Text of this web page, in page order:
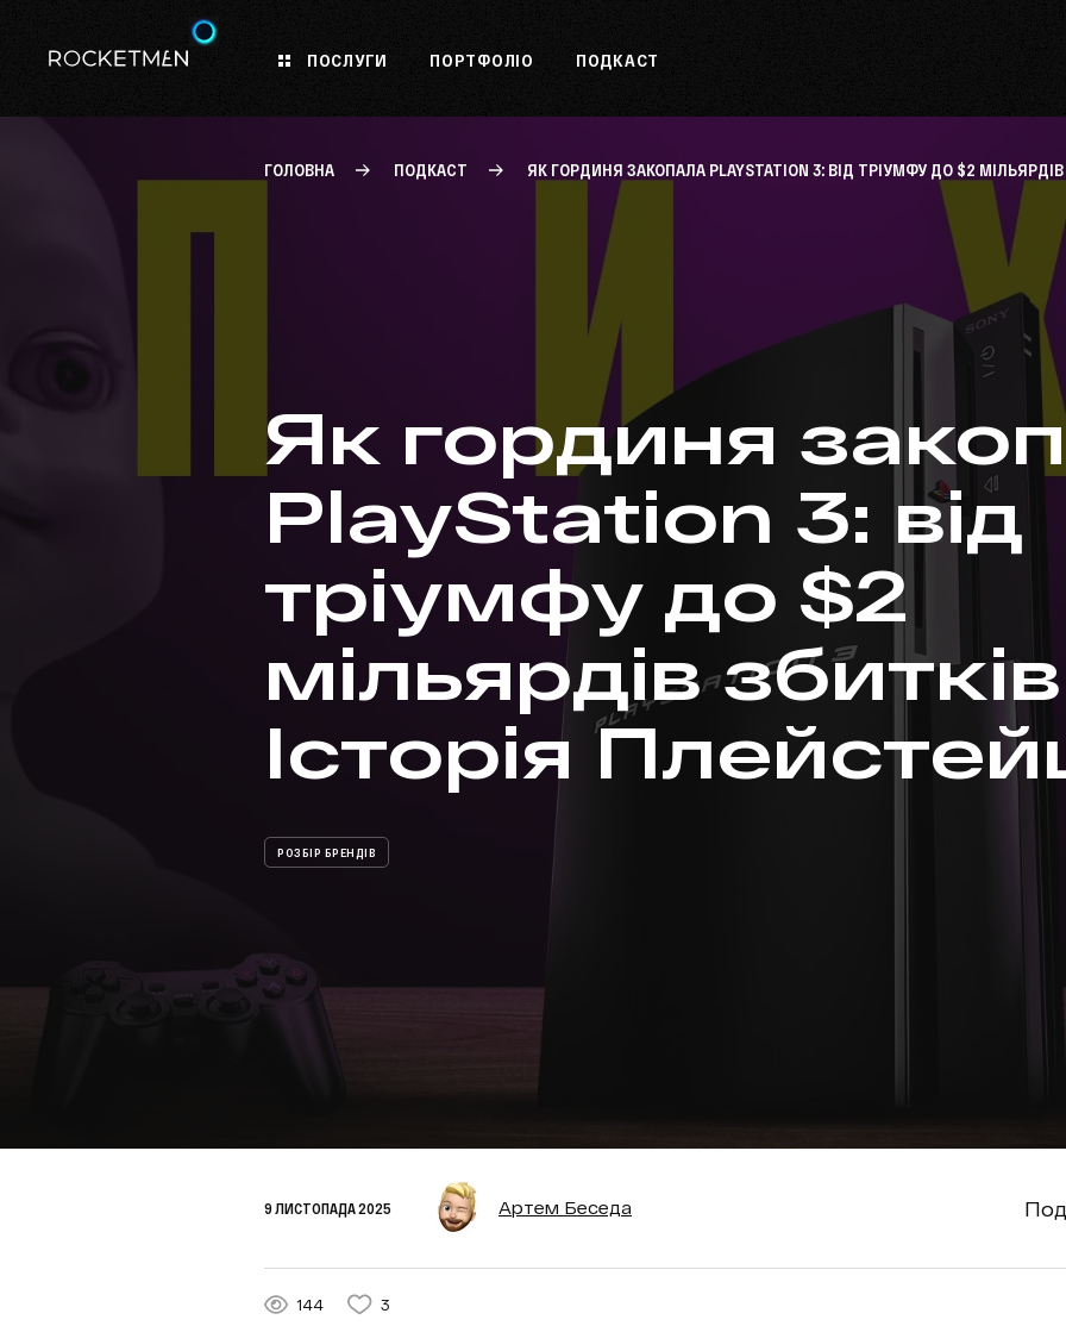
ПОСЛУГИ ПОРТФОЛІО ПОДКАСТ
ГОЛОВНА ПОДКАСТ ЯК ГОРДИНЯ ЗАКОПАЛА PLAYSTATION 3: ВІД ТРІУМФУ ДО $2
Як гординя
PlayStation 3: від
тріумфу до $2
мільярдів
Історія
РОЗБІР БРЕНДІВ
9 ЛИСТОПАДА 2025 Артем Беседа
144 3